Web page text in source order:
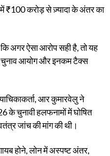
में ₹100 करोड़ से ज़्यादा के अंतर का
अगर ऐसा आरोप सही है, तो यह
चुनाव आयोग और इनकम टैक्स
आर कुमारवेलु ने
के चुनावी हलफनामों में घोषित
जांच की मांग की थी।
होने, लोन में अस्पष्ट अंतर,